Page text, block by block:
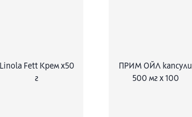
Linola Fett Крем х50
г
ПРИМ ОЙЛ капсули
500 мг x 100